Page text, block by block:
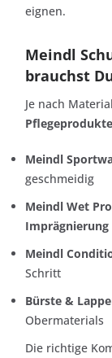
eignen.
Meindl
brauchst
Je nach
Pflegeprodukte
Meindl
geschmeidig
Meindl Wet
Imprägnierung
Meindl
Schritt
Bürste &
Obermaterials
Die richtige